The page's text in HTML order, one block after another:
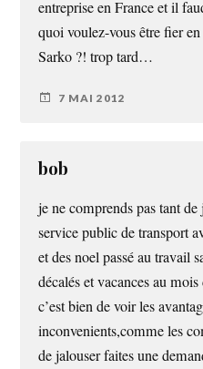
entreprise en France et il
quoi voulez-vous être fier
Sarko ?! trop tard…
7 MAI 2012
bob
je ne comprends pas tant
service public de transport
et des noel passé au travail
décalés et vacances au
c’est bien de voir les
inconvenients,comme les
de jalouser faites une